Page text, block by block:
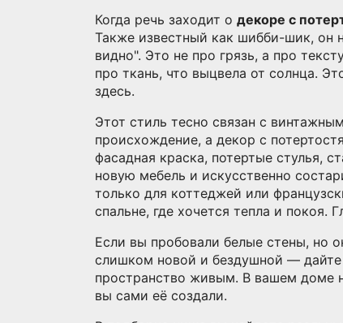
Когда речь заходит о декоре с
Также известный как шибби-шик, он
видно". Это не про грязь, а про
про ткань, что выцвела от солнца.
здесь.
Этот стиль тесно связан с
происхождение, а декор с
фасадная краска, потертые стулья,
новую мебель и искусственно
только для коттеджей или
спальне, где хочется тепла и
Если вы пробовали белые стены, но
слишком новой и бездушной — дайте
пространство живым. В вашем доме
вы сами её создали.